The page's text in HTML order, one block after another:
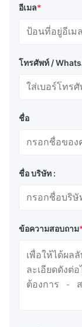
อีเมล*
โทรศัพท์ /
ชื่อ
ชื่อ บริษัท :
ข้อความสอบถาม